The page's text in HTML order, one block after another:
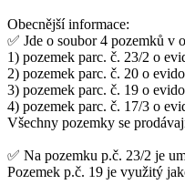
Obecnější informace:
✅ Jde o soubor 4 pozemků v
1) pozemek parc. č. 23/2 o
2) pozemek parc. č. 20 o
3) pozemek parc. č. 19 o
4) pozemek parc. č. 17/3 o
Všechny pozemky se
✅ Na pozemku p.č. 23/2 je
Pozemek p.č. 19 je využitý